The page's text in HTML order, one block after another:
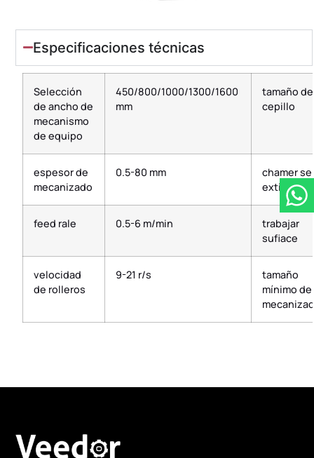
Especificaciones técnicas
Selección
de ancho de
mecanismo
de equipo
450/800/1000/1300/1600
mm
tamaño
cepillo
espesor de
mecanizado
0.5-80 mm
chamer se
extiende
feed rale 0.5-6 m/min
trabajar
sufiace
velocidad
de rolleros
9-21 r/s
tamaño
mínimo de